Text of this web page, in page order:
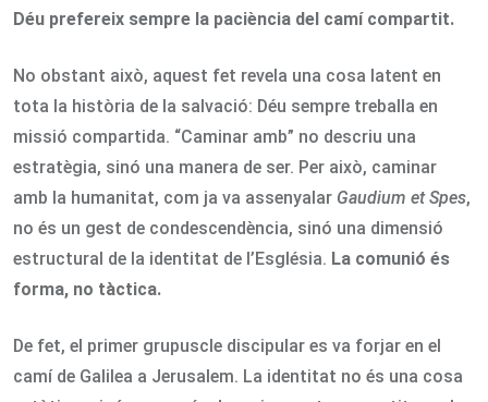
Déu prefereix sempre la paciència del camí compartit.
No obstant això, aquest fet revela una cosa latent en
tota la història de la salvació: Déu sempre treballa en
missió compartida. “Caminar amb” no descriu una
estratègia, sinó una manera de ser. Per això, caminar
amb la humanitat, com ja va assenyalar Gaudium et Spes,
no és un gest de condescendència, sinó una dimensió
estructural de la identitat de l’Església. La comunió és
forma, no tàctica.
De fet, el primer grupuscle discipular es va forjar en el
camí de Galilea a Jerusalem. La identitat no és una cosa